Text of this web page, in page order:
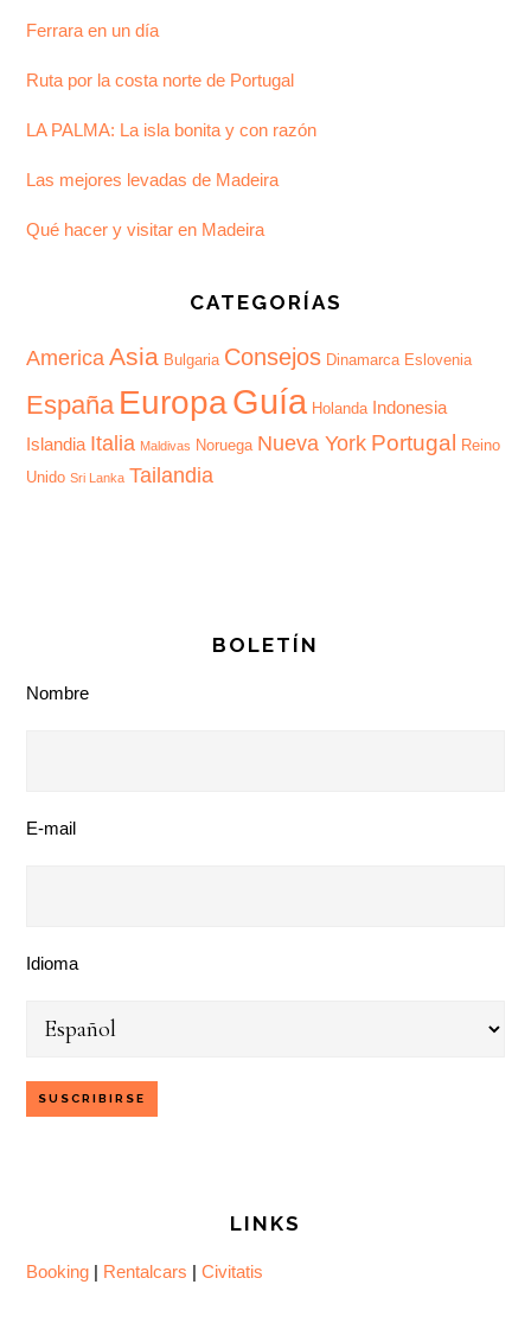
Ferrara en un día
Ruta por la costa norte de Portugal
LA PALMA: La isla bonita y con razón
Las mejores levadas de Madeira
Qué hacer y visitar en Madeira
CATEGORÍAS
America Asia Bulgaria Consejos Dinamarca Eslovenia
España EuropaGuía Holanda Indonesia
Islandia Italia Maldivas Noruega Nueva York Portugal Reino
Unido Sri Lanka Tailandia
BOLETÍN
Nombre
E-mail
Idioma
LINKS
Booking | Rentalcars |Civitatis